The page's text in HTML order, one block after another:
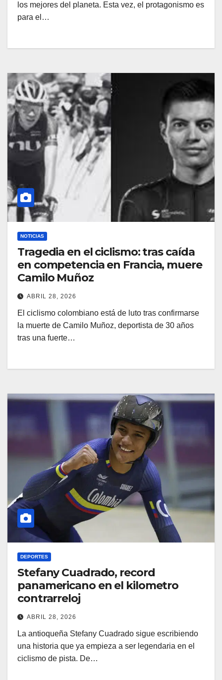
los mejores del planeta. Esta vez, el protagonismo es
para el…
NOTICIAS
Tragedia en el ciclismo: tras caída
en competencia en Francia, muere
Camilo Muñoz
ABRIL 28, 2026
El ciclismo colombiano está de luto tras confirmarse
la muerte de Camilo Muñoz, deportista de 30 años
tras una fuerte…
DEPORTES
Stefany Cuadrado, record
panamericano en el kilometro
contrarreloj
ABRIL 28, 2026
La antioqueña Stefany Cuadrado sigue escribiendo
una historia que ya empieza a ser legendaria en el
ciclismo de pista. De…